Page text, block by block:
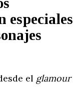
especiales
el glamour